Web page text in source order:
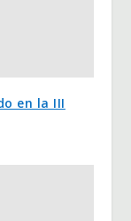
en la III